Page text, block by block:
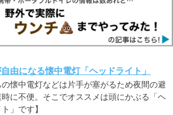
由になる懐中電灯「ヘッドライト」
の懐中電灯などは片手が塞がるため夜間の避
に不便。そこでオススメは頭にかぶる「ヘ
」です】